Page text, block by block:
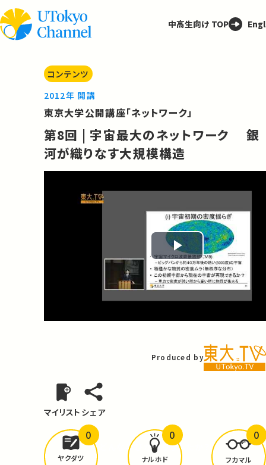
中高生向け TOP
コンテンツ
2012年 開講
東京大学公開講座「ネットワーク」
第8回 | 宇宙最大のネットワーク 銀
河が織りなす大規模構造
Play
Video
Produced by
マイリスト シェア
どんな学びがありましたか？
ヤクダツ
0
ナルホド
0
フカマル
0